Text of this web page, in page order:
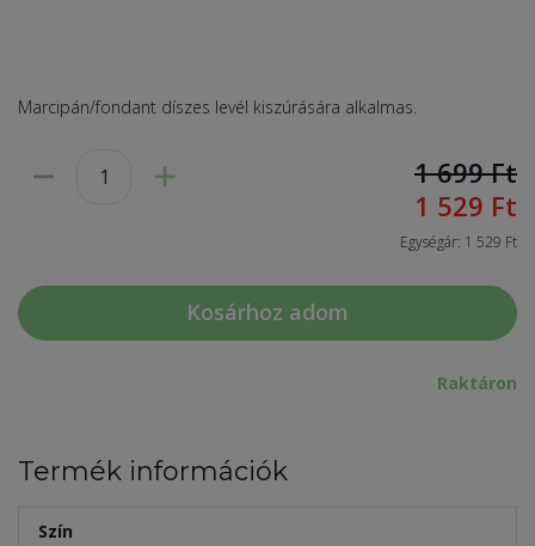
Marcipán/fondant díszes levél kiszúrására alkalmas.
1 699Ft
1 529 Ft
Egységár: 1 529 Ft
Kosárhoz adom
Raktáron
Termék információk
Szín